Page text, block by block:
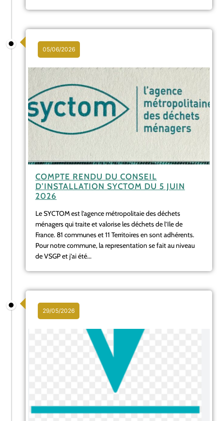
05/06/2026
COMPTE RENDU DU CONSEIL
D’INSTALLATION SYCTOM DU 5 JUIN
2026
Le SYCTOM est l’agence métropolitaie des déchets
ménagers qui traite et valorise les déchets de l’Ile de
France. 81 communes et 11 Territoires en sont adhérents.
Pour notre commune, la representation se fait au niveau
de VSGP et j’ai été...
29/05/2026